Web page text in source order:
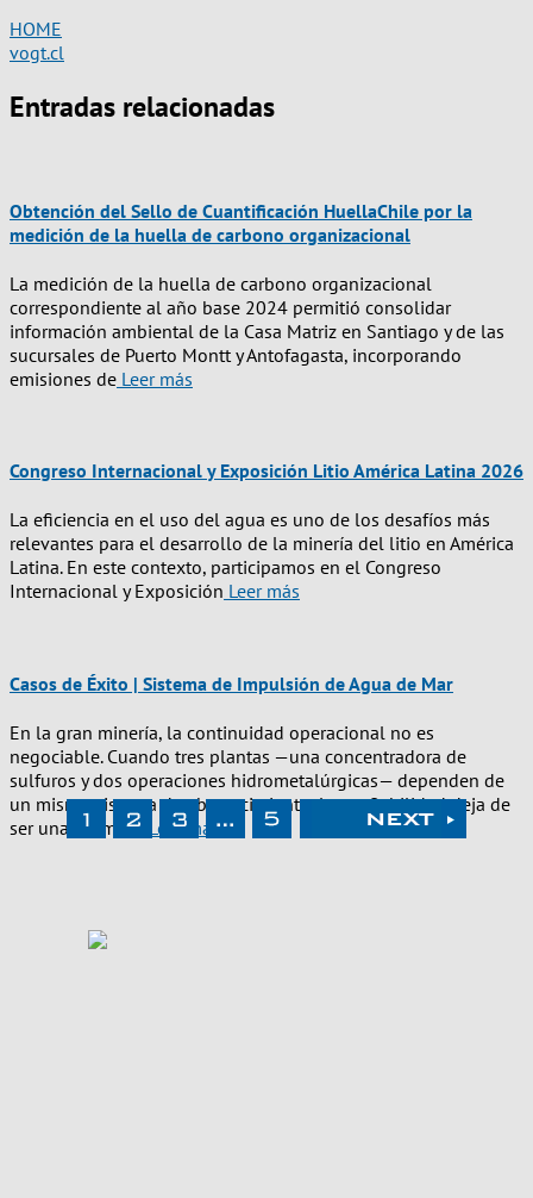
HOME
vogt.cl
Entradas relacionadas
Obtención del Sello de Cuantificación HuellaChile por la
medición de la huella de carbono organizacional
La medición de la huella de carbono organizacional
correspondiente al año base 2024 permitió consolidar
información ambiental de la Casa Matriz en Santiago y de las
sucursales de Puerto Montt y Antofagasta, incorporando
emisiones de Leer más
Congreso Internacional y Exposición Litio América Latina 2026
La eficiencia en el uso del agua es uno de los desafíos más
relevantes para el desarrollo de la minería del litio en América
Latina. En este contexto, participamos en el Congreso
Internacional y Exposición Leer más
Casos de Éxito | Sistema de Impulsión de Agua de Mar
En la gran minería, la continuidad operacional no es
negociable. Cuando tres plantas —una concentradora de
sulfuros y dos operaciones hidrometalúrgicas— dependen de
un mismo sistema de abastecimiento, la confiabilidad deja de
ser una promesa
Leer más